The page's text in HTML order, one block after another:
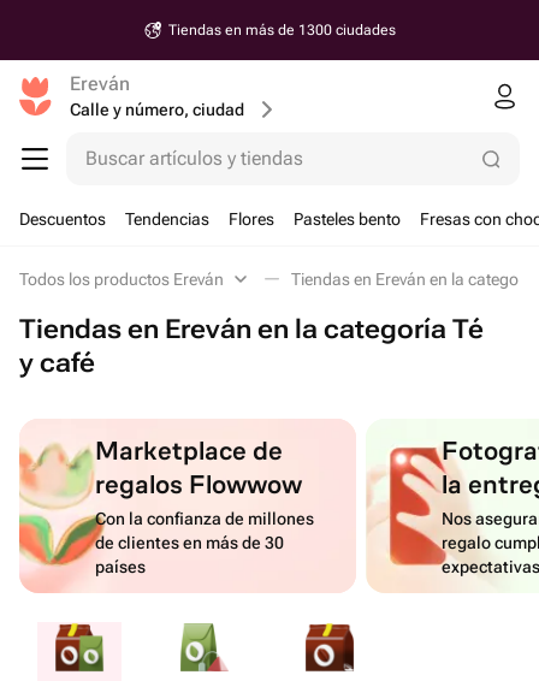
Tiendas en más de 1300 ciudades
Ereván
Calle y número, ciudad
Buscar artículos y tiendas
Descuentos Tendencias Flores Pasteles bento Fresas con
Todos los productos Ereván Tiendas en Ereván en la categoría
Tiendas en Ereván en la categoría Té
y café
Marketplace de
regalos Flowwow
Con la confianza de millones
de clientes en más de 30
países
la
Nos
regalo